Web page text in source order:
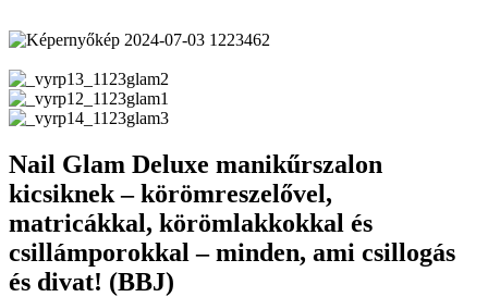
Nail Glam Deluxe manikűrszalon
kicsiknek – körömreszelővel,
matricákkal, körömlakkokkal és
csillámporokkal – minden, ami csillogás
és divat! (BBJ)